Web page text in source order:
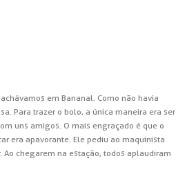
em Bananal. Como não havia
Para trazer o bolo, a única maneira era ser
uns amigos. O mais engraçado é que o
era apavorante. Ele pediu ao maquinista
chegarem na estação, todos aplaudiram